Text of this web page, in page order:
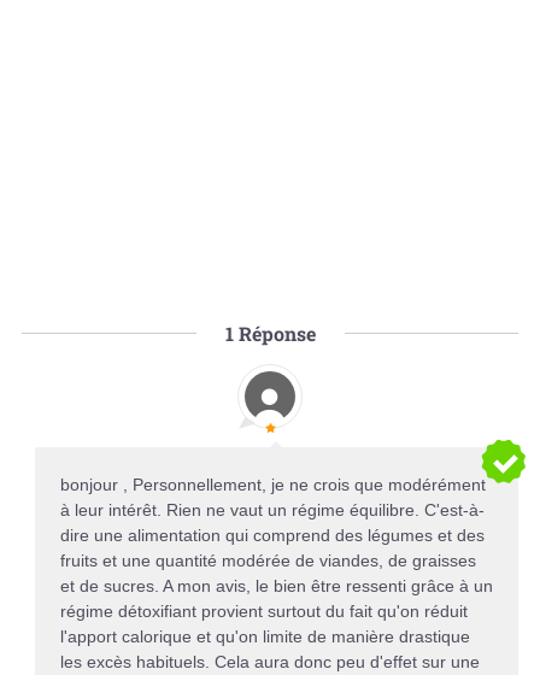
1Réponse
bonjour , Personnellement, je ne crois que modérément
à leur intérêt. Rien ne vaut un régime équilibre. C'est-à-
dire une alimentation qui comprend des légumes et des
fruits et une quantité modérée de viandes, de graisses
et de sucres. A mon avis, le bien être ressenti grâce à un
régime détoxifiant provient surtout du fait qu'on réduit
l'apport calorique et qu'on limite de manière drastique
les excès habituels. Cela aura donc peu d'effet sur une